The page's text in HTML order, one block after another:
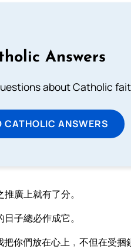
Answers
about Catholic
CATHOLIC ANSWERS
廣上就有了分。
子總必作成它。
你們放在心上﹐不但在受